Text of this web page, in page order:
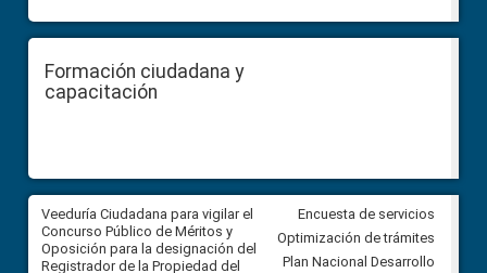
Formación ciudadana y
capacitación
Veeduría Ciudadana para vigilar el
Concurso Público de Méritos y
Oposición para la designación del
Registrador de la Propiedad del
Veeduría Ciudadana para
construcción del asfaltado de
Ballenita del cantón Santa
Encuesta de servicios
Optimización de trámites
Plan Nacional Desarrollo